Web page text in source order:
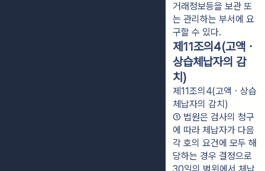
거래정보등을 보관 또
는 관리하는 부서에 요
구할 수 있다.
제11조의4(고액ㆍ
상습체납자의 감
치)
제11조의4(고액ㆍ상습
체납자의 감치)
① 법원은 검사의 청구
에 따라 체납자가 다음
각 호의 요건에 모두 해
당하는 경우 결정으로